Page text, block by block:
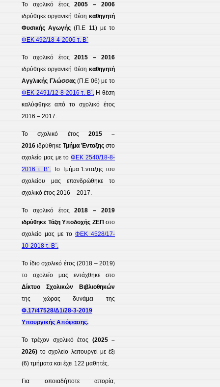
Το σχολικό έτος2005 – 2006
ιδρύθηκε οργανική θέση καθηγητή
Φυσικής Αγωγής (Π.Ε 11) με το
ΦΕΚ 492/18-4-2006 τ. Β΄
Το σχολικό έτος2015 – 2016
ιδρύθηκε οργανική θέση καθηγητή
Αγγλικής Γλώσσας(Π.Ε 06) με το
ΦΕΚ 2491/12-8-2016 τ. Β΄.Η θέση
καλύφθηκε από το σχολικό έτος
2016 – 2017.
Το σχολικό έτος 2015 –
2016 ιδρύθηκε Τμήμα Ένταξηςστο
σχολείο μας με τοΦΕΚ 2540/18-8-
2016 τ. Β΄. Το Τμήμα Ένταξης του
σχολείου μας επανδρώθηκε το
σχολικό έτος 2016 – 2017.
Το σχολικό έτος2018 – 2019
ιδρύθηκε Τάξη Υποδοχής ΖΕΠ στο
σχολείο μας με το ΦΕΚ 4528/17-
10-2018 τ. Β΄.
Το ίδιο σχολικό έτος (2018 – 2019)
το σχολείο μας εντάχθηκε στο
Δίκτυο Σχολικών Βιβλιοθηκών
της χώρας δυνάμει της
Φ.17/47528/Δ1/28-3-2019
Υπουργικής Απόφασης.
Το τρέχον σχολικό έτος (2025 –
2026) το σχολείο λειτουργεί με έξι
(6) τμήματα και έχει 122 μαθητές.
Για οποιαδήποτε απορία,